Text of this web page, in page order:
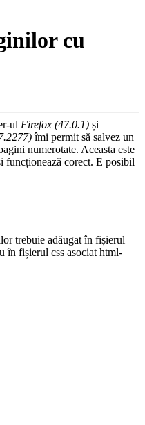
cu
ul Firefox (47.0.1) și
îmi permit să salvez un
numerotate. Aceasta este
funcționează corect. E posibil
trebuie adăugat în fișierul
în fișierul css asociat html-